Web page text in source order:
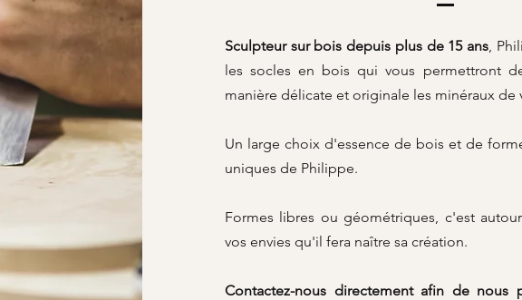
Sculpteur sur bois depuis plus de 15 ans,
les socles en bois qui vous permettront
manière délicate et originale les minéraux de
Un large choix d'essence de bois et de
uniques de Philippe.
Formes libres ou géométriques, c'est
vos envies qu'il fera naître sa création.
Contactez-nous directement afin de nous